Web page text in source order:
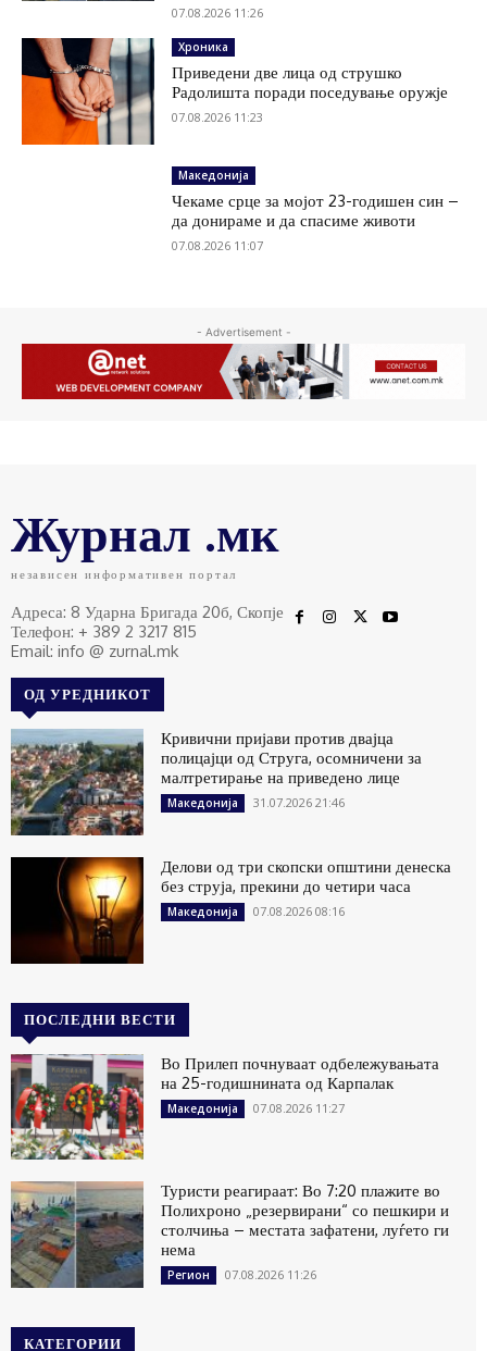
07.08.2026 11:26
Хроника
Приведени две лица од струшко
Радолишта поради поседување оружје
07.08.2026 11:23
Македонија
Чекаме срце за мојот 23-годишен син –
да донираме и да спасиме животи
07.08.2026 11:07
- Advertisement -
Журнал .мк
независен информативен портал
Адреса: 8 Ударна Бригада 20б, Скопје
Телефон: + 389 2 3217 815
Email: info @ zurnal.mk
ОД УРЕДНИКОТ
Кривични пријави против двајца
полицајци од Струга, осомничени за
малтретирање на приведено лице
Македонија 31.07.2026 21:46
Делови од три скопски општини денеска
без струја, прекини до четири часа
Македонија 07.08.2026 08:16
ПОСЛЕДНИ ВЕСТИ
Во Прилеп почнуваат одбележувањата
на 25-годишнината од Карпалак
Македонија 07.08.2026 11:27
Туристи реагираат: Во 7:20 плажите во
Полихроно „резервирани“ со пешкири и
столчиња – местата зафатени, луѓето ги
нема
Регион 07.08.2026 11:26
КАТЕГОРИИ